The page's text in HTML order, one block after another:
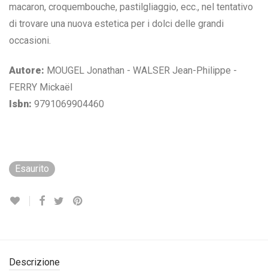
macaron, croquembouche, pastilgliaggio, ecc., nel tentativo
di trovare una nuova estetica per i dolci delle grandi
occasioni.
Autore: MOUGEL Jonathan - WALSER Jean-Philippe -
FERRY Mickaël
Isbn: 9791069904460
Esaurito
Descrizione